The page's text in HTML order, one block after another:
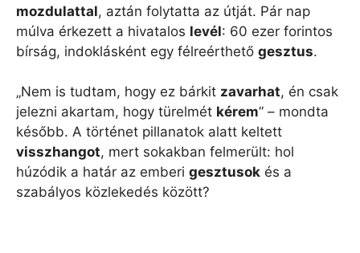
mozdulattal, aztán folytatta az útját. Pár nap
múlva érkezett a hivatalos levél: 60 ezer forintos
bírság, indoklásként egy félreérthető gesztus.
„Nem is tudtam, hogy ez bárkit zavarhat, én csak
jelezni akartam, hogy türelmét kérem” – mondta
később. A történet pillanatok alatt keltett
visszhangot, mert sokakban felmerült: hol
húzódik a határ az emberi gesztusok és a
szabályos közlekedés között?